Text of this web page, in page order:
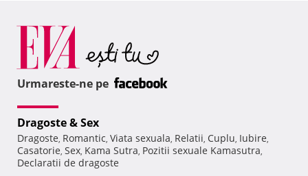
Urmareste-ne pe
Dragoste & Sex
Dragoste, Romantic, Viata sexuala, Relatii, Cuplu, Iubire,
Casatorie, Sex, Kama Sutra, Pozitii sexuale Kamasutra,
Declaratii de dragoste